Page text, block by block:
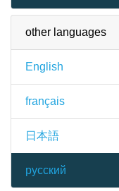
other languages
English
français
日本語
русский